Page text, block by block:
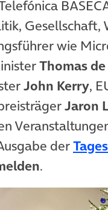
Gesellschaft,
wie
Thomas
John Kerry,
Jaron
der
.